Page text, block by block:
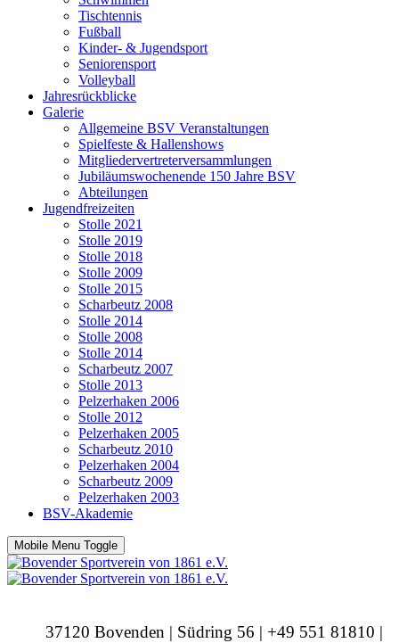
Tischtennis
Fußball
Kinder- & Jugendsport
Seniorensport
Volleyball
Jahresrückblicke
Galerie
Allgemeine BSV Veranstaltungen
Spielfeste & Hallenshows
Mitgliedervertreterversammlungen
Jubiläumswochenende 150 Jahre BSV
Abteilungen
Jugendfreizeiten
Stolle 2021
Stolle 2019
Stolle 2018
Stolle 2009
Stolle 2015
Scharbeutz 2008
Stolle 2014
Stolle 2008
Stolle 2014
Scharbeutz 2007
Stolle 2013
Pelzerhaken 2006
Stolle 2012
Pelzerhaken 2005
Scharbeutz 2010
Pelzerhaken 2004
Scharbeutz 2009
Pelzerhaken 2003
BSV-Akademie
Mobile Menu Toggle
37120 Bovenden | Südring 56 | +49 551 81810 |